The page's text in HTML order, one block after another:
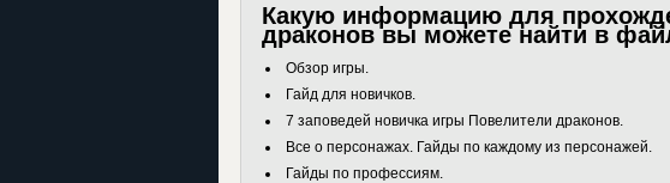
Какую информацию для
драконов вы можете найти в
Обзор игры.
Гайд для новичков.
7 заповедей новичка игры Повелители драконов.
Все о персонажах. Гайды по каждому из персонажей.
Гайды по профессиям.